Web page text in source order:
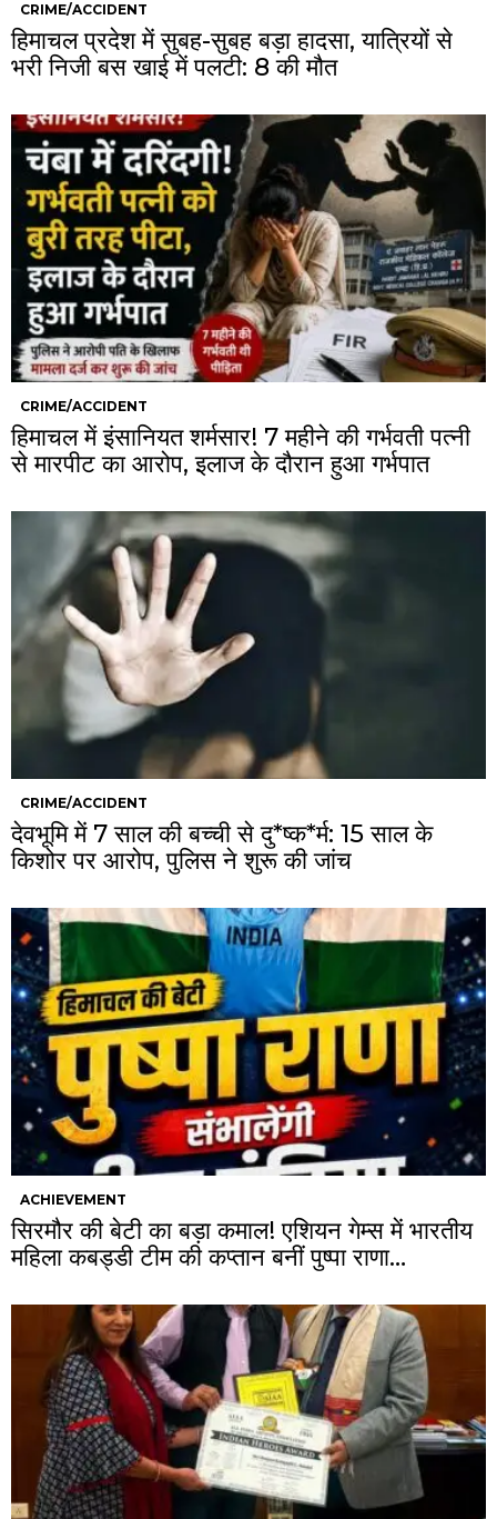
CRIME/ACCIDENT
हिमाचल प्रदेश में सुबह-सुबह बड़ा हादसा, यात्रियों से
भरी निजी बस खाई में पलटी: 8 की मौत
CRIME/ACCIDENT
हिमाचल में इंसानियत शर्मसार! 7 महीने की गर्भवती पत्नी
से मारपीट का आरोप, इलाज के दौरान हुआ गर्भपात
CRIME/ACCIDENT
देवभूमि में 7 साल की बच्ची से दु*ष्क*र्म: 15 साल के
किशोर पर आरोप, पुलिस ने शुरू की जांच
ACHIEVEMENT
सिरमौर की बेटी का बड़ा कमाल! एशियन गेम्स में भारतीय
महिला कबड्डी टीम की कप्तान बनीं पुष्पा राणा…